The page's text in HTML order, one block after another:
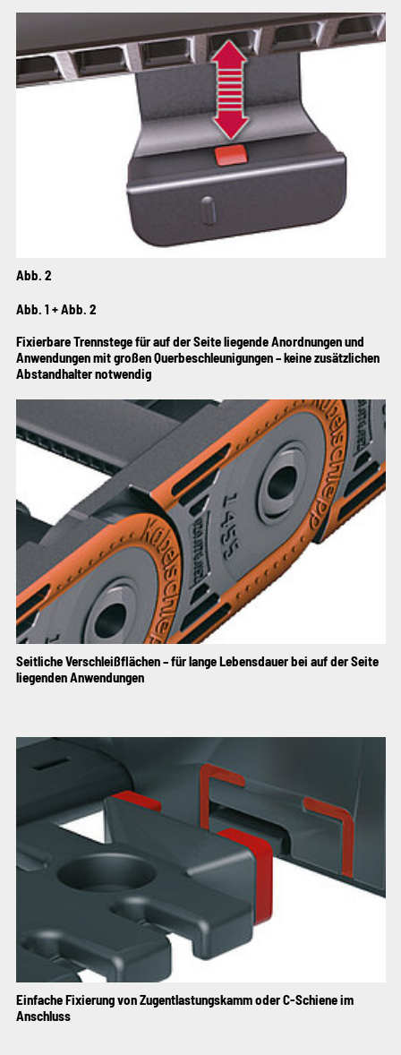
Abb. 2
Abb. 1 + Abb. 2
Fixierbare Trennstege für auf der Seite liegende Anordnungen und
Anwendungen mit großen Querbeschleunigungen – keine zusätzlichen
Abstandhalter notwendig
Seitliche Verschleißflächen – für lange Lebensdauer bei auf der Seite
liegenden Anwendungen
Einfache Fixierung von Zugentlastungskamm oder C-Schiene im
Anschluss